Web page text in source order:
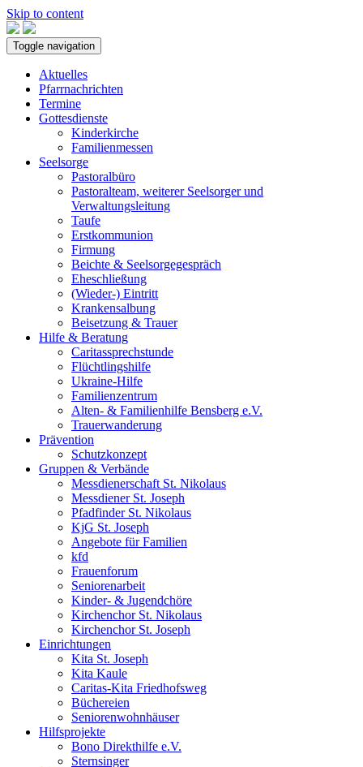
Skip to content
Toggle navigation
Aktuelles
Pfarrnachrichten
Termine
Gottesdienste
Kinderkirche
Familienmessen
Seelsorge
Pastoralbüro
Pastoralteam, weiterer Seelsorger und
Verwaltungsleitung
Taufe
Erstkommunion
Firmung
Beichte & Seelsorgegespräch
Eheschließung
(Wieder-) Eintritt
Krankensalbung
Beisetzung & Trauer
Hilfe & Beratung
Caritassprechstunde
Flüchtlingshilfe
Ukraine-Hilfe
Familienzentrum
Alten- & Familienhilfe Bensberg e.V.
Trauerwanderung
Prävention
Schutzkonzept
Gruppen & Verbände
Messdienerschaft St. Nikolaus
Messdiener St. Joseph
Pfadfinder St. Nikolaus
KjG St. Joseph
Angebote für Familien
kfd
Frauenforum
Seniorenarbeit
Kinder- & Jugendchöre
Kirchenchor St. Nikolaus
Kirchenchor St. Joseph
Einrichtungen
Kita St. Joseph
Kita Kaule
Caritas-Kita Friedhofsweg
Büchereien
Seniorenwohnhäuser
Hilfsprojekte
Bono Direkthilfe e.V.
Sternsinger